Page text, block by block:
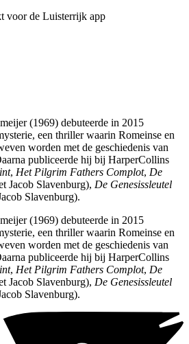
voor de Luisterrijk app
(1969) debuteerde in 2015
een thriller waarin Romeinse en
worden met de geschiedenis van
publiceerde hij bij HarperCollins
, Het Pilgrim Fathers Complot, De
Jacob Slavenburg), De Genesissleutel
Slavenburg).
(1969) debuteerde in 2015
een thriller waarin Romeinse en
worden met de geschiedenis van
publiceerde hij bij HarperCollins
, Het Pilgrim Fathers Complot, De
Jacob Slavenburg), De Genesissleutel
Slavenburg).